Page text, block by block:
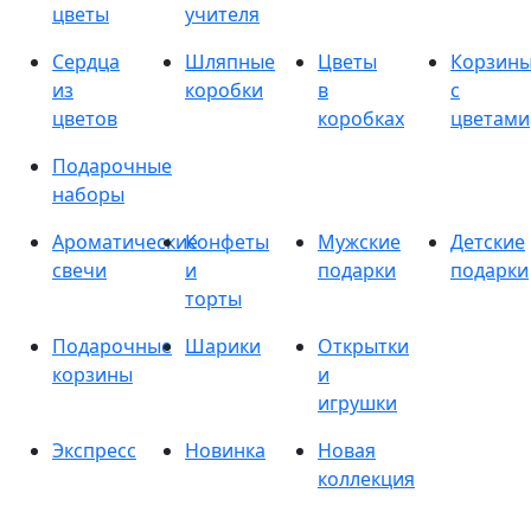
цветы
учителя
Сердца
из
цветов
Шляпные
коробки
Цветы
в
коробках
с
цветами
Подарочные
наборы
Ароматические
свечи
Конфеты
и
торты
Мужские
подарки
Детские
подарки
Подарочные
корзины
Шарики
Открытки
и
игрушки
Экспресс
Новинка
Новая
коллекция